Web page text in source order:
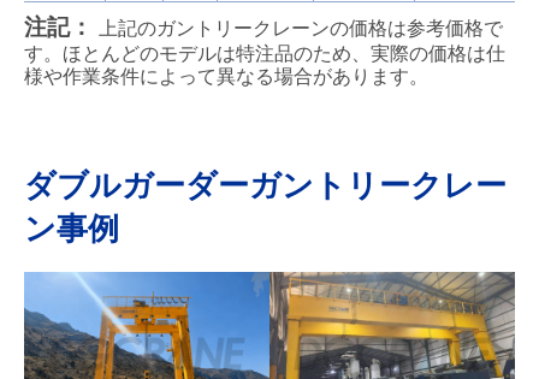
注記： 上記のガントリークレーンの価格は参考価格で
す。ほとんどのモデルは特注品のため、実際の価格は仕
様や作業条件によって異なる場合があります。
ダブルガーダーガントリークレー
ン事例